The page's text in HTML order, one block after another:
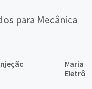
para Mecânica
Maria